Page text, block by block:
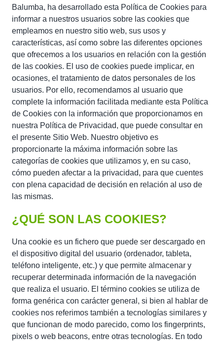
Balumba, ha desarrollado esta Política de Cookies para
informar a nuestros usuarios sobre las cookies que
empleamos en nuestro sitio web, sus usos y
características, así como sobre las diferentes opciones
que ofrecemos a los usuarios en relación con la gestión
de las cookies. El uso de cookies puede implicar, en
ocasiones, el tratamiento de datos personales de los
usuarios. Por ello, recomendamos al usuario que
complete la información facilitada mediante esta Política
de Cookies con la información que proporcionamos en
nuestra Política de Privacidad, que puede consultar en
el presente Sitio Web. Nuestro objetivo es
proporcionarte la máxima información sobre las
categorías de cookies que utilizamos y, en su caso,
cómo pueden afectar a la privacidad, para que cuentes
con plena capacidad de decisión en relación al uso de
las mismas.
¿QUÉ SON LAS COOKIES?
Una cookie es un fichero que puede ser descargado en
el dispositivo digital del usuario (ordenador, tableta,
teléfono inteligente, etc.) y que permite almacenar y
recuperar determinada información de la navegación
que realiza el usuario. El término cookies se utiliza de
forma genérica con carácter general, si bien al hablar de
cookies nos referimos también a tecnologías similares y
que funcionan de modo parecido, como los fingerprints,
pixels o web beacons, entre otras tecnologías. En todo